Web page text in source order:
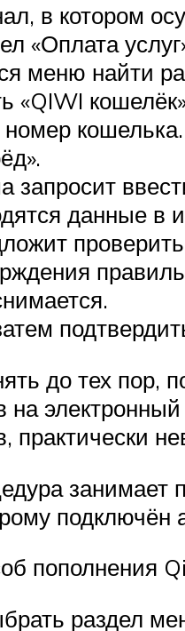
в котором
«Оплата
меню найти
«QIWI
запросит
данные в
до тех пор,
на
практически
занимает
пополнения
раздел